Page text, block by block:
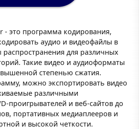
- это программа кодирования,
аудио и видеофайлы в
для различных
Такие видео и аудиоформаты
степенью сжатия.
можно экспортировать видео
различными
проигрывателей и веб-сайтов до
портативных медиаплееров и
и высокой четкости.